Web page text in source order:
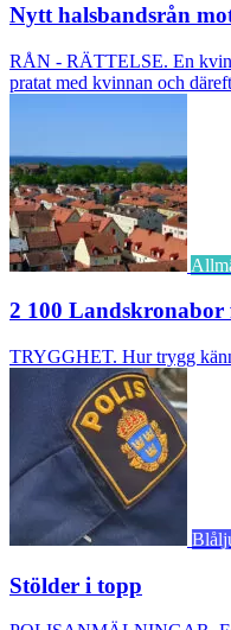
Nytt halsbandsrån
RÅN - RÄTTELSE. En
pratat med kvinnan och
2 100
TRYGGHET. Hur trygg
Stölder i topp